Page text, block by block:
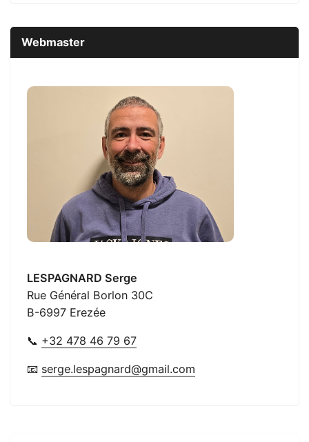
Webmaster
LESPAGNARD Serge
Rue Général Borlon 30C
B-6997 Erezée
📞 +32 478 46 79 67
📧 serge.lespagnard@gmail.com